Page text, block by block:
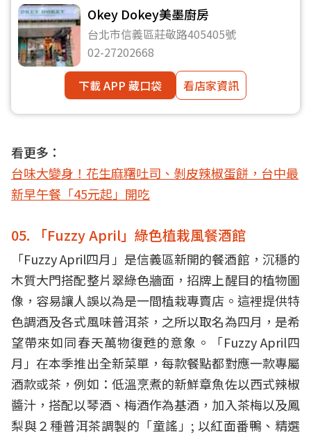
Okey Dokey美墨廚房
台北市信義區莊敬路405405號
02-27202668
下載 APP 藏口袋
看店家資訊
看更多：
台味大變身！花生麻糬吐司、剝皮辣椒蛋餅，台中最
新早午餐「45元起」開吃
05. 「Fuzzy April」綠色植栽風餐酒館
「Fuzzy April四月」是信義區新開的餐酒館，沉穩的
木質大門搭配整片翠綠色牆面，招牌上醒目的植物圖
像，容易讓人誤以為是一間植栽專賣店。這裡提供特
色調酒及各式風味普洱茶，之所以取名為四月，是希
望帶來如同春天萬物復甦的意象。「Fuzzy April四
月」在本季推出全新菜單，每款餐點都對應一款專屬
酒款或茶，例如：低溫烹煮的新鮮章魚佐以西式辣椒
醬汁，搭配以琴酒、梅酒作為基酒，加入茶梅以及鳳
梨與２種普洱茶調製的「童謠」; 以紅面番鴨、精選